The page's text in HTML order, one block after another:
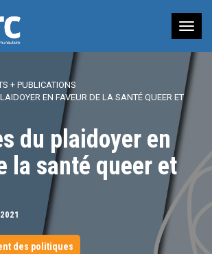
à
+ PUBLICATIONS
EN FAVEUR DE LA SANTÉ QUEER ET
du plaidoyer en
la santé queer et
2021
des politiques